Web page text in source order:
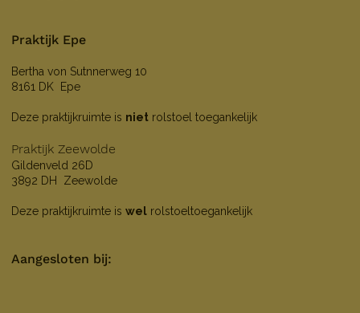
Aangesloten bij:
Praktijk Epe
Bertha von Sutnnerweg 10
8161 DK Epe
Deze praktijkruimte is nietrolstoel toegankelijk
Praktijk Zeewolde
Gildenveld 26D
3892 DH Zeewolde
Deze praktijkruimte is welrolstoeltoegankelijk